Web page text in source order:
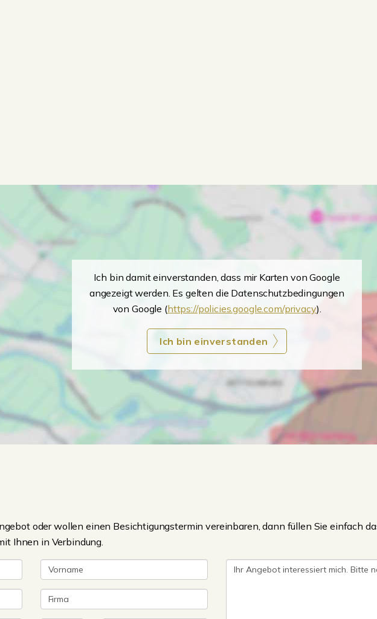
Ich bin damit einverstanden, dass mir Karten von Google
angezeigt werden. Es gelten die Datenschutzbedingungen
von Google (https://policies.google.com/privacy).
Ich bin einverstanden
oder wollen einen Besichtigungstermin vereinbaren, dann füllen Sie einfach
Ihnen in Verbindung.